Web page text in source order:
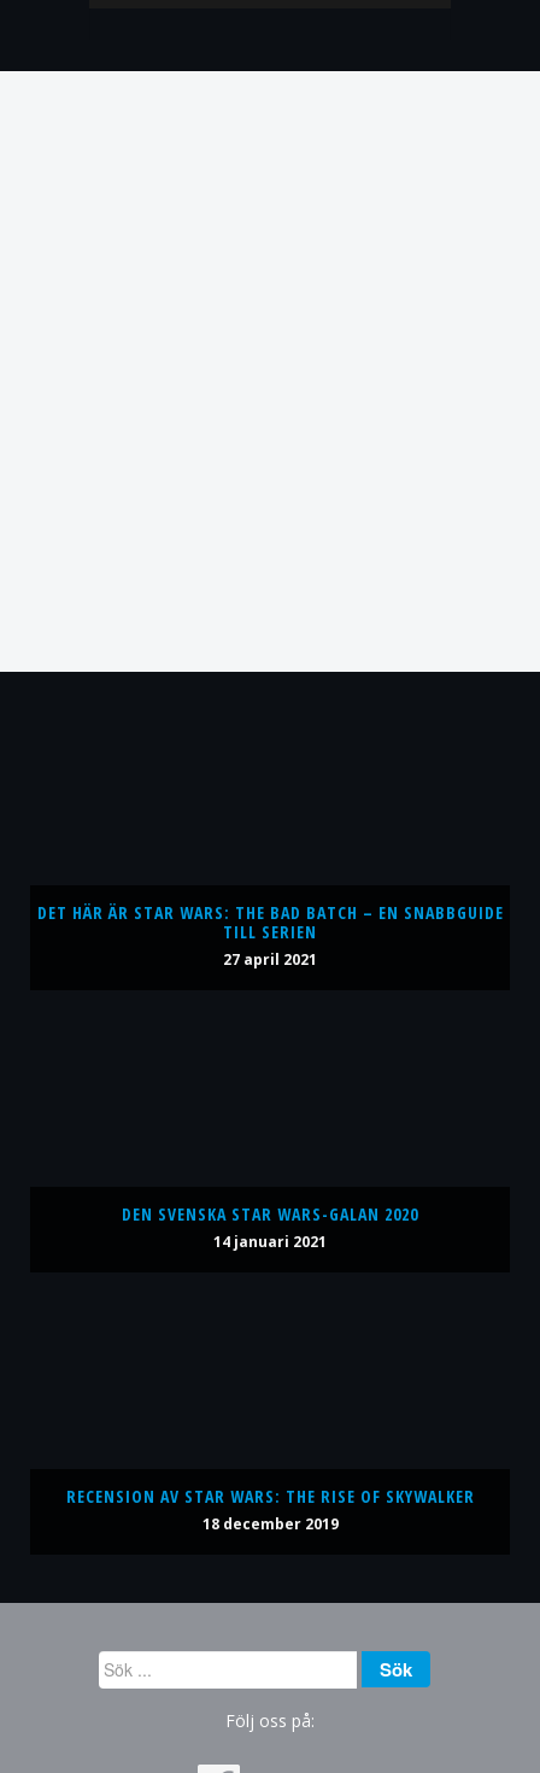
DET HÄR ÄR STAR WARS: THE BAD BATCH – EN SNABBGUIDE
TILL SERIEN
27 april 2021
DEN SVENSKA STAR WARS-GALAN 2020
14 januari 2021
RECENSION AV STAR WARS: THE RISE OF SKYWALKER
18 december 2019
Sök
...
Sök
Följ oss på: